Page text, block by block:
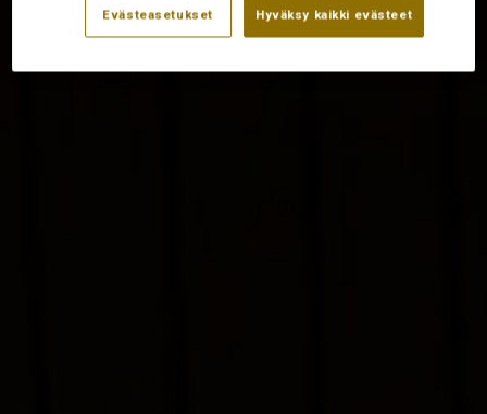
Evästeasetukset Hyväksy kaikki evästeet